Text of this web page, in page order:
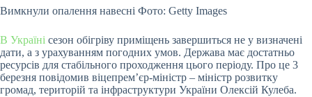
Вимкнули опалення навесні Фото: Getty Images
В Україні сезон обігріву приміщень завершиться не у визначені
дати, а з урахуванням погодних умов. Держава має достатньо
ресурсів для стабільного проходження цього періоду. Про це 3
березня повідомив віцепрем’єр-міністр – міністр розвитку
громад, територій та інфраструктури України Олексій Кулеба.